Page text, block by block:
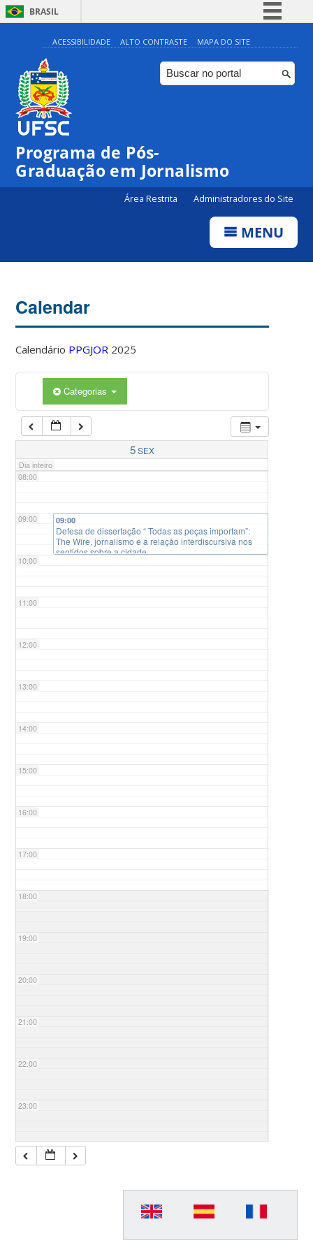
BRASIL
Simplifique!
Comunica BR
Participe
ACESSIBILIDADE ALTO CONTRASTE MAPA DO SITE
Programa de Pós-
Graduação em Jornalismo
Área Restrita Administradores do Site
MENU
Calendar
Calendário PPGJOR 2025
Categorias
5SEX
Dia inteiro
04:00
05:00
07:00
08:00
09:00
10:00
11:00
12:00
13:00
14:00
15:00
16:00
17:00
18:00
19:00
20:00
21:00
22:00
23:00
09:00
Defesa de dissertação “ Todas as peças importam”:
The Wire, jornalismo e a relação interdiscursiva nos
sentidos sobre a cidade